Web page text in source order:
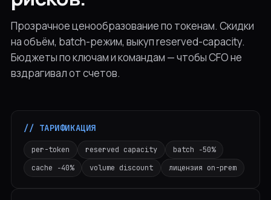
Прозрачное ценообразование по токенам. Скидки
на объём, batch-режим, выкуп reserved-capacity.
Бюджеты по ключам и командам — чтобы CFO не
вздрагивал от счетов.
// ТАРИФИКАЦИЯ
per-token reserved capacity
batch −50%
cache −40%
volume discount лицензия on-prem